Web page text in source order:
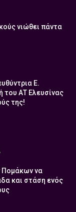
νιώθει πάντα
Ε.
του ΑΤ Ελευσίνας
της!
Πομάκων να
και στάση ενός